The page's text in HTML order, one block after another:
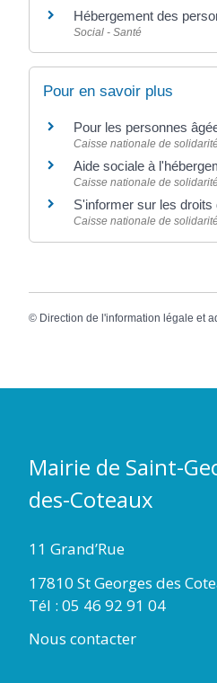
Hébergement des
Social - Santé
Pour en savoir plus
Pour les personnes
Caisse nationale de
Aide sociale à
Caisse nationale de
S'informer sur les
Caisse nationale de
© Direction de l'information légale et
Mairie de Saint-
des-Coteaux
11 Grand’Rue
17810 St Georges des
Tél : 05 46 92 91 04
Nous contacter